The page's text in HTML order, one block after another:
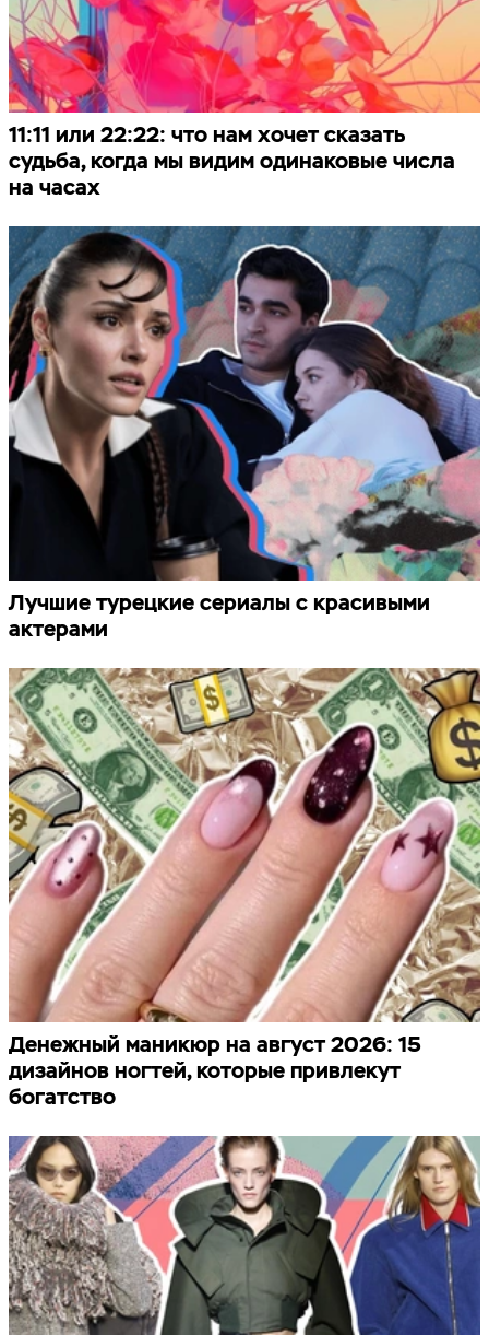
11:11 или 22:22: что нам хочет сказать
судьба, когда мы видим одинаковые числа
на часах
Лучшие турецкие сериалы с красивыми
актерами
Денежный маникюр на август 2026: 15
дизайнов ногтей, которые привлекут
богатство